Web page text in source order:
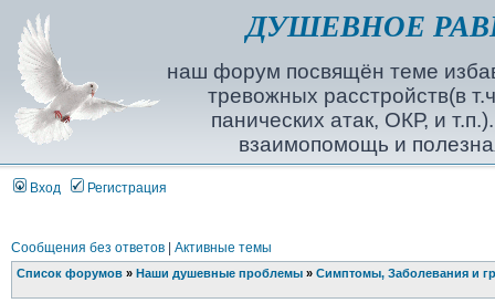
ДУШЕВНОЕ
наш форум посвящён теме
тревожных расстройств(в
панических атак, ОКР, и
взаимопомощь и
Вход Регистрация
Сообщения без ответов| Активные темы
Список форумов» Наши душевные проблемы» Симптомы, Заболевания и